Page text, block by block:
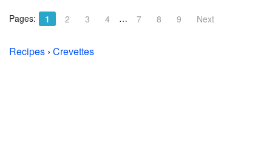
Pages: 1 2 3 4 … 7 8 9 Next
Recipes › Crevettes